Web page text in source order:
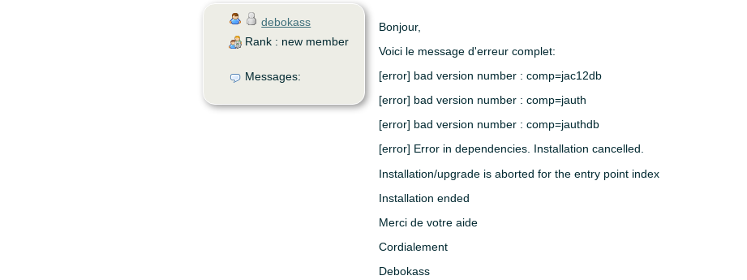
debokass
Rank : new member
Messages:
Bonjour,
Voici le message d'erreur complet:
[error] bad version number : comp=jac12db
[error] bad version number : comp=jauth
[error] bad version number : comp=jauthdb
[error] Error in dependencies. Installation cancelled.
Installation/upgrade is aborted for the entry point index
Installation ended
Merci de votre aide
Cordialement
Debokass